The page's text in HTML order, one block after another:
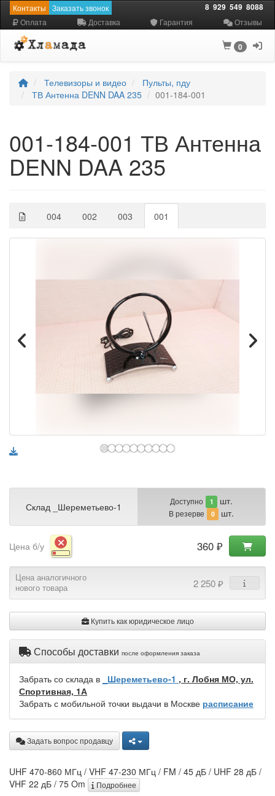
Контакты Заказать звонок 8 929 549 8088
Оплата Доставка Гарантия Отзывы
0
Телевизоры и видео
Пульты, пду
ТВ Антенна DENN DAA 235
001-184-001
001-184-001 ТВ Антенна
DENN DAA 235
004 002 003 001
Склад _Шереметьево-1 Доступно 1 шт.
В резерве 0 шт.
Цена б/у 360 ₽
Цена аналогичного
нового товара
2 250 ₽
Купить как юридическое лицо
Способы доставки после оформления заказа
Забрать со склада в _Шереметьево-1 , г. Лобня МО, ул.
Спортивная, 1А
Забрать с мобильной точки выдачи в Москве расписание
Задать вопрос продавцу
UHF 470-860 МГц / VHF 47-230 МГц / FM / 45 дБ / UHF 28 дБ /
VHF 22 дБ / 75 Om
Подробнее